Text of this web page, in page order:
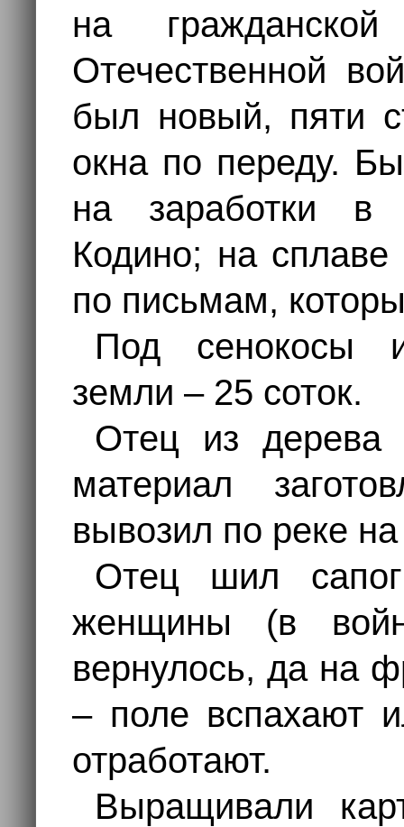
на
Отечественной
был новый, пяти
окна по переду.
на заработки в
Кодино; на
по письмам,
Под сенокосы
земли – 25 соток.
Отец из дерева
материал
вывозил по реке
Отец шил
женщины (в
вернулось, да на
– поле вспахают
отработают.
Выращивали